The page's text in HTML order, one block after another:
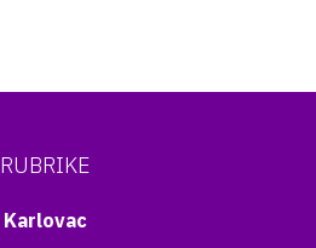
RUBRIKE
Karlovac